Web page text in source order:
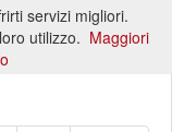
servizi migliori.
utilizzo. Maggiori